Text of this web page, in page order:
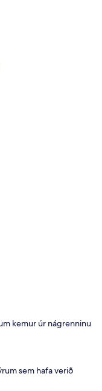
kemur úr nágrenninu
sem hafa verið